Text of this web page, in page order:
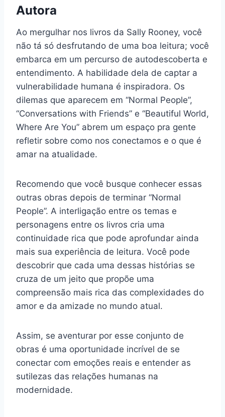
Autora
Ao mergulhar nos livros da Sally Rooney, você
não tá só desfrutando de uma boa leitura; você
embarca em um percurso de autodescoberta e
entendimento. A habilidade dela de captar a
vulnerabilidade humana é inspiradora. Os
dilemas que aparecem em “Normal People”,
“Conversations with Friends” e “Beautiful World,
Where Are You” abrem um espaço pra gente
refletir sobre como nos conectamos e o que é
amar na atualidade.
Recomendo que você busque conhecer essas
outras obras depois de terminar “Normal
People”. A interligação entre os temas e
personagens entre os livros cria uma
continuidade rica que pode aprofundar ainda
mais sua experiência de leitura. Você pode
descobrir que cada uma dessas histórias se
cruza de um jeito que propõe uma
compreensão mais rica das complexidades do
amor e da amizade no mundo atual.
Assim, se aventurar por esse conjunto de
obras é uma oportunidade incrível de se
conectar com emoções reais e entender as
sutilezas das relações humanas na
modernidade.